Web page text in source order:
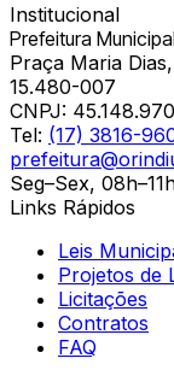
Institucional
Prefeitura
Praça Maria
15.480-007
CNPJ:
Tel: (17) 3816-
Seg–Sex,
Links Rápidos
Leis
Projetos de
Licitações
Contratos
FAQ